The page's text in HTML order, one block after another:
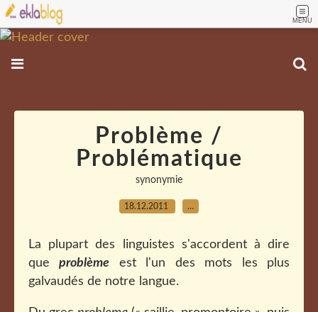
MENU
Problème /
Problématique
synonymie
18.12.2011 …
La plupart des linguistes s'accordent à dire
queproblème est l'un des mots les plus
galvaudés de notre langue.